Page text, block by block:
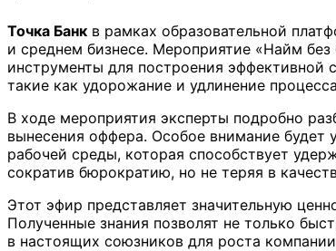
Точка Банк в рамках образовательной
и среднем бизнесе. Мероприятие «Найм
инструменты для построения эффективной
такие как удорожание и удлинение
В ходе мероприятия эксперты подробно
вынесения оффера. Особое внимание будет
рабочей среды, которая способствует
сократив бюрократию, но не теряя в
Этот эфир представляет значительную
Полученные знания позволят не только
в настоящих союзников для роста